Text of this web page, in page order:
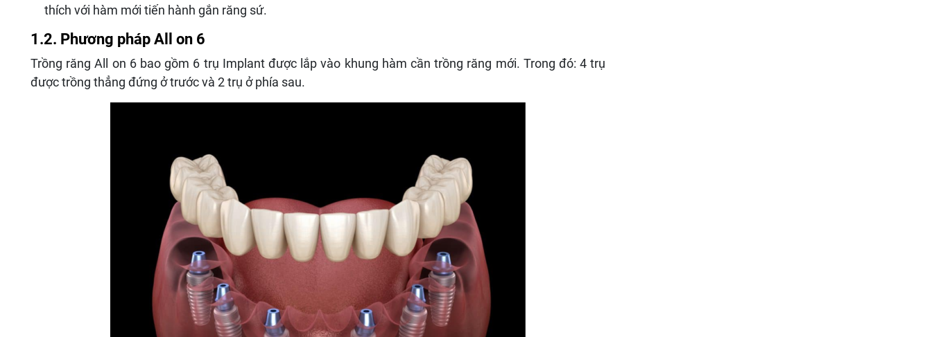
thích với hàm mới tiến hành gắn răng sứ.
1.2. Phương pháp All on 6
Trồng răng All on 6 bao gồm 6 trụ Implant được lắp vào khung hàm cần trồng răng mới. Trong đó: 4 trụ
được trồng thẳng đứng ở trước và 2 trụ ở phía sau.